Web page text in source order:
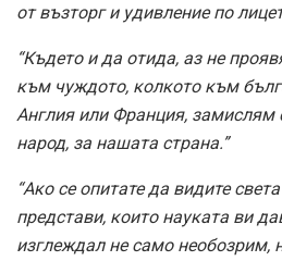
от възторг и удивление по
“Където и да отида, аз не
към чуждото, колкото към
Англия или Франция, замислям
народ, за нашата страна.”
“Ако се опитате да видите
представи, които науката ви
изглеждал не само необозрим,